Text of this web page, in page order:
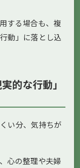
する場合も、複
動」に落とし込
的な行動」
い分、気持ちが
心の整理や夫婦